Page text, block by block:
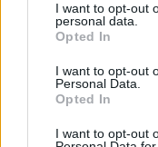
I want to opt-out
personal data.
Opted In
I want to opt-out
Personal Data.
Opted In
I want to opt-out